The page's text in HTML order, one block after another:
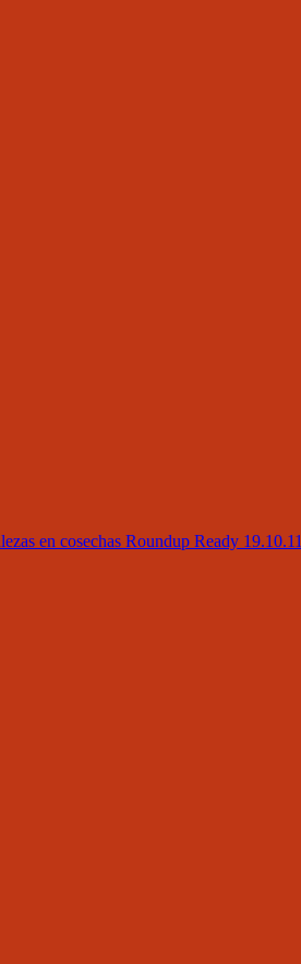
en cosechas Roundup Ready 19.10.11